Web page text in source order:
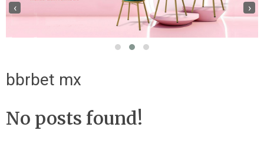
‹ ›
bbrbet mx
No posts found!